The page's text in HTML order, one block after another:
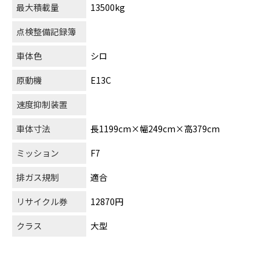
最大積載量
13500kg
点検整備記録簿
車体色
シロ
原動機
E13C
速度抑制装置
車体寸法
長1199cm×幅249cm×高379cm
ミッション
F7
排ガス規制
適合
リサイクル券
12870円
クラス
大型